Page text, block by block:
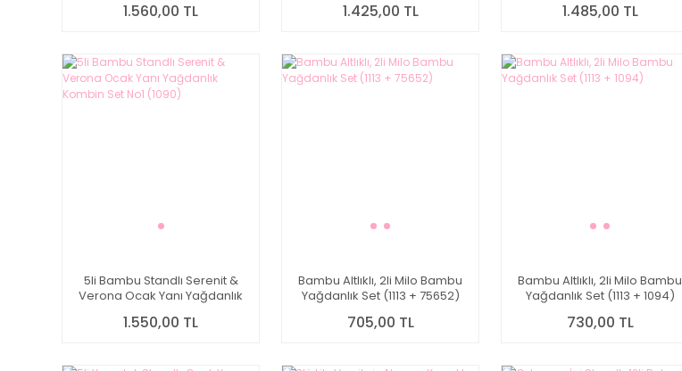
6512)
1.560,00 TL 1.425,00 TL 1.485,00 TL
5li Bambu Standlı Serenit &
Verona Ocak Yanı Yağdanlık
1.550,00 TL
Bambu Altlıklı, 2li Milo Bambu
Yağdanlık Set (1113 + 75652)
705,00 TL
Bambu Altlıklı, 2li Milo Bambu
Yağdanlık Set (1113 + 1094)
730,00 TL